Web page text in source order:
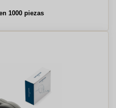
1000 piezas